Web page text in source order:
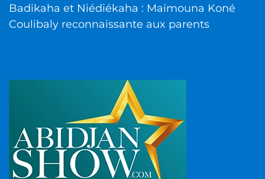
Badikaha et Niédiékaha : Maïmouna Koné
Coulibaly reconnaissante aux parents